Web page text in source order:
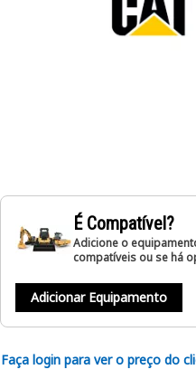
É Compatível?
Adicione o
compatíveis ou se há
Adicionar Equipamento
Faça login para ver o preço do